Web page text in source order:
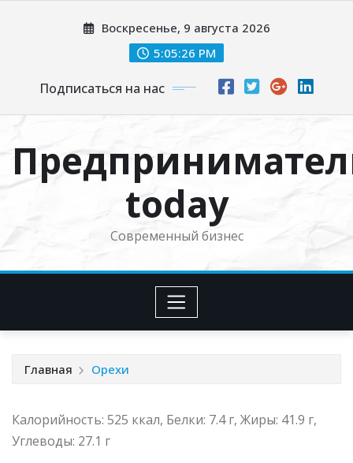
Воскресенье, 9 августа 2026
5:05:27 PM
Подписаться на нас
today
Современный бизнес
Главная Орехи
Калорийность: 525 ккал, Белки: 7.4 г, Жиры: 41.9 г,
Углеводы: 27.1 г